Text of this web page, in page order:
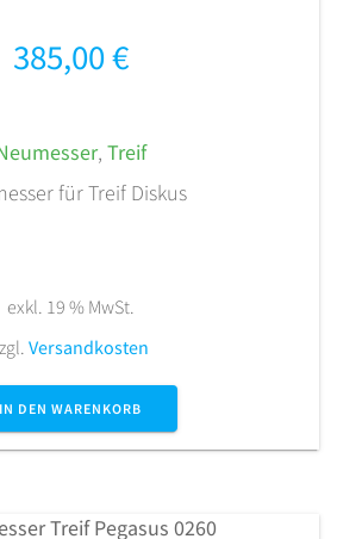
385,00€
, Treif
für Treif Diskus
exkl. 19 % MwSt.
Versandkosten
IN DEN WARENKORB